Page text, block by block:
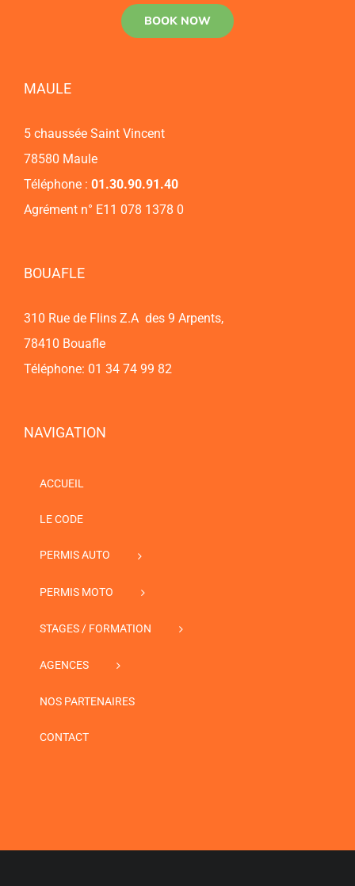
BOOK NOW
MAULE
5 chaussée Saint Vincent
78580 Maule
Téléphone : 01.30.90.91.40
Agrément n° E11 078 1378 0
BOUAFLE
310 Rue de Flins Z.A des 9 Arpents,
78410 Bouafle
Téléphone: 01 34 74 99 82
NAVIGATION
ACCUEIL
LE CODE
PERMIS AUTO
PERMIS MOTO
STAGES / FORMATION
AGENCES
NOS PARTENAIRES
CONTACT